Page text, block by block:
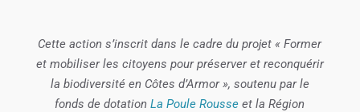
Cette action s’inscrit dans le cadre du projet « Former
et mobiliser les citoyens pour préserver et reconquérir
la biodiversité en Côtes d’Armor », soutenu par le
fonds de dotationLa Poule Rousse et la Région